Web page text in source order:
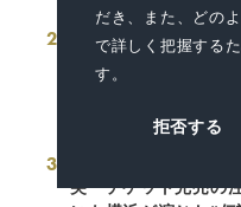
だき、また、どの
で詳しく把握する
す。
拒否する
2
「明星 一平ちゃん
からしマヨ2個付」
発売
2026.08.07 13:00
3
突 チケット完売の